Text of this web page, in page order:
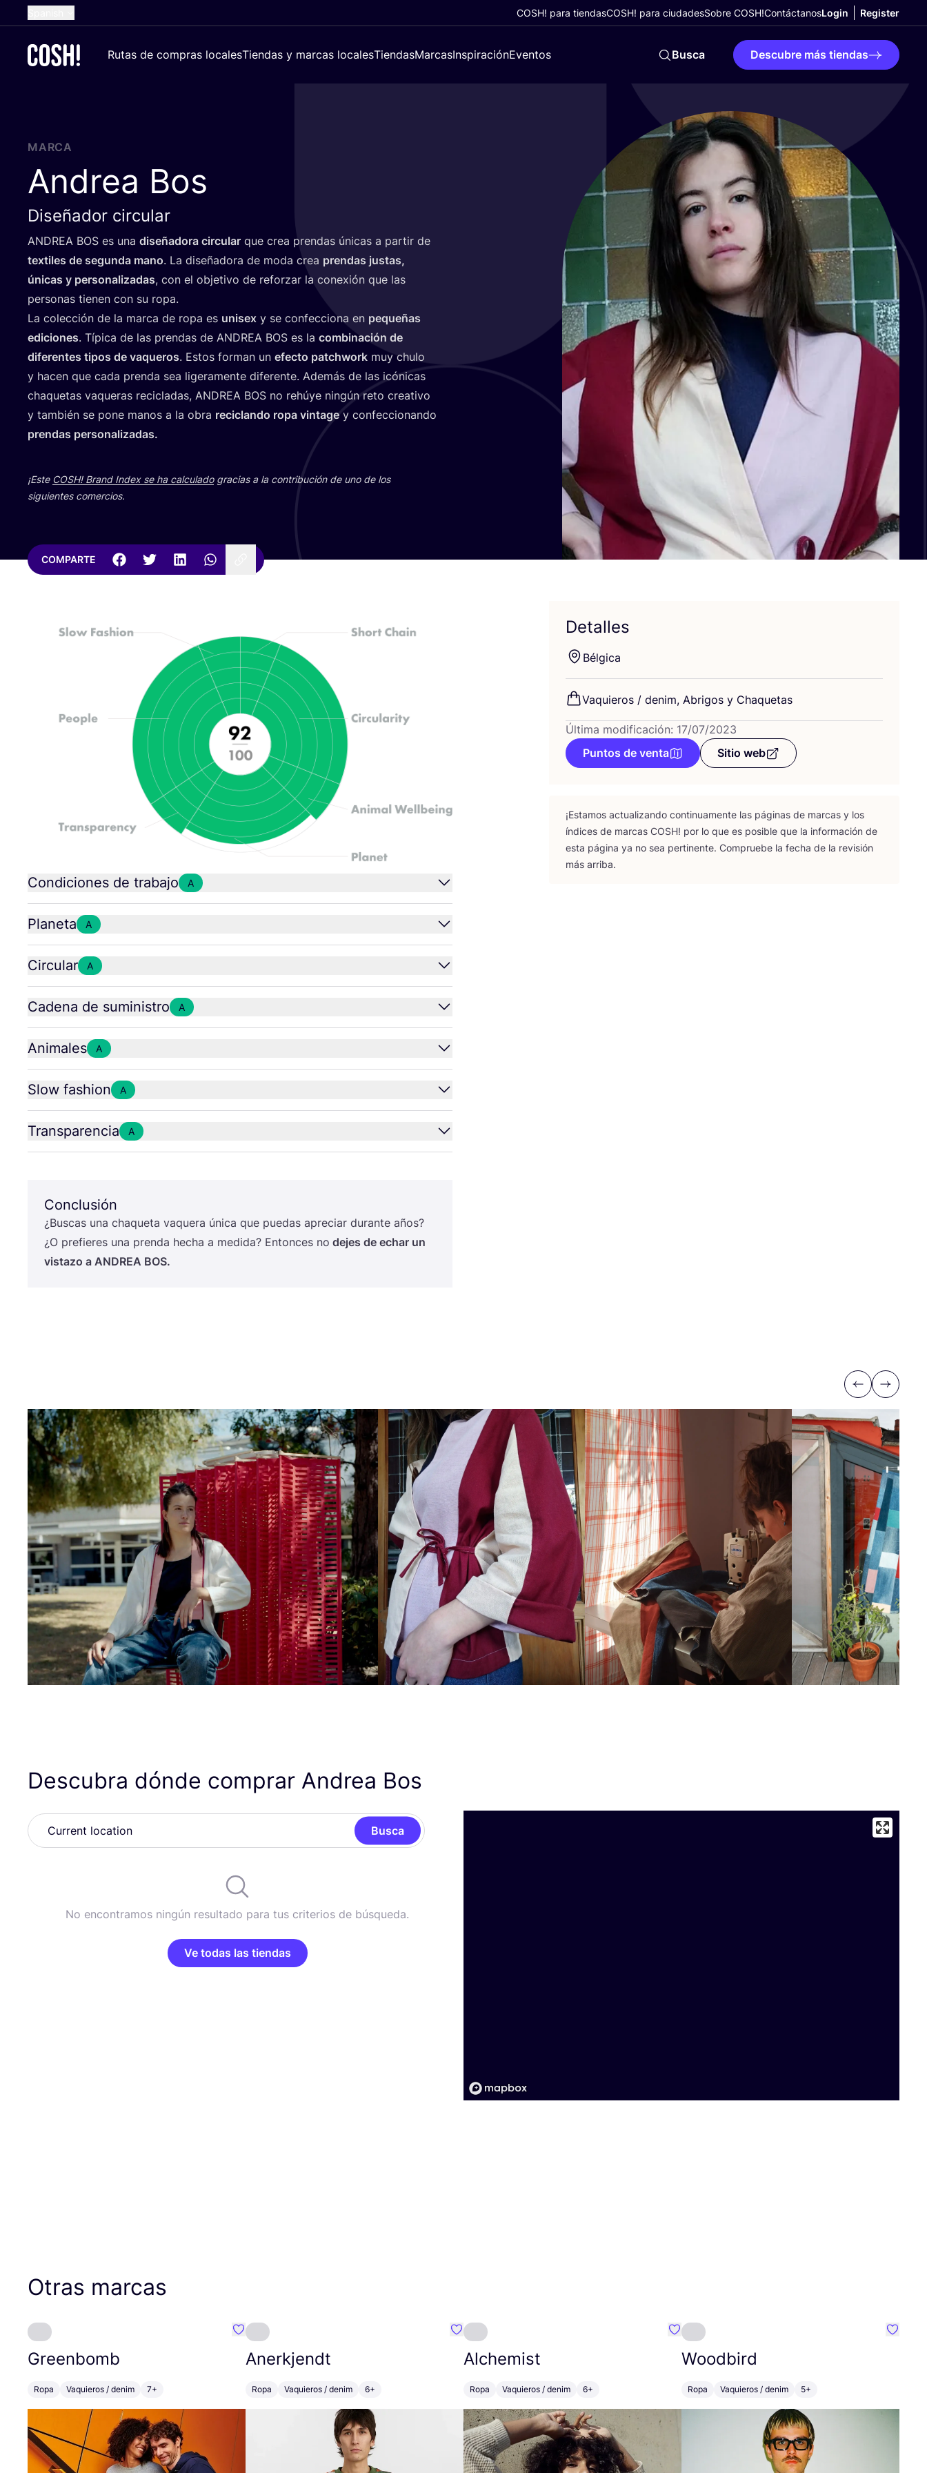
Dutch
Croatian
COSH! para tiendasCOSH! para ciudadesSobre COSH!ContáctanosLogin Register
Rutas de compras localesTiendas y marcas localesTiendasMarcasInspiraciónEventos Busca Descubre más tiendas
MARCA
Andrea Bos
Diseñador circular
ANDREA BOS es una dise­ña­do­ra cir­cu­lar que crea pren­das úni­cas a par­tir de
tex­ti­les de segun­da mano. La dise­ña­do­ra de moda crea pren­das jus­tas,
úni­cas y per­so­na­li­za­das, con el obje­ti­vo de refor­zar la cone­xión que las
per­so­nas tie­nen con su ropa.
La colec­ción de la mar­ca de ropa es uni­sex y se con­fec­cio­na en peque­ñas
edi­cio­nes. Típi­ca de las pren­das de ANDREA BOS es la com­bi­na­ción de
dife­ren­tes tipos de vaque­ros. Estos for­man un efec­to patch­work muy chu­lo
y hacen que cada pren­da sea lige­ra­men­te dife­ren­te. Ade­más de las icó­ni­cas
cha­que­tas vaque­ras reci­cla­das, ANDREA BOS no rehú­ye nin­gún reto crea­ti­vo
y tam­bién se pone manos a la obra reci­clan­do ropa vin­ta­gey con­fec­cio­nan­do
pren­das personalizadas.
¡Este COSH! Brand Index se ha cal­cu­la­dogra­cias a la con­tri­bu­ción de uno de los
siguien­tes comercios.
COMPARTE
Condiciones de trabajo A
Planeta A
Circular A
Cadena de suministro A
Animales A
Slow fashion A
Transparencia A
Conclusión
¿Bus­cas una cha­que­ta vaque­ra úni­ca que pue­das apre­ciar duran­te años?
¿O pre­fie­res una pren­da hecha a medi­da? Enton­ces no dejes de echar un
vis­ta­zo a ANDREA BOS.
Detalles
Bél­gi­ca
Vaquie­ros / denim, Abri­gos y Chaquetas
Última modificación: 17/07/2023
Puntos de venta
Sitio web
¡Esta­mos actua­li­zan­do con­ti­nua­men­te las pági­nas de mar­cas y los
índi­ces de mar­cas COSH! por lo que es posi­ble que la infor­ma­ción de
esta pági­na ya no sea per­ti­nen­te. Com­prue­be la fecha de la revi­sión
más arriba.
Previous
Next
Descubra dónde comprar Andrea Bos
Busca
No encontramos ningún resultado para tus criterios de búsqueda.
Ve todas las tiendas
Otras marcas
Greenbomb
Ropa Vaquieros / denim 7+
Favoritos {nombre}
Anerkjendt
Ropa Vaquieros / denim 6+
Favoritos {nombre}
Alchemist
Ropa Vaquieros / denim 6+
Favoritos {nombre}
Woodbird
Ropa Vaquieros / denim 5+